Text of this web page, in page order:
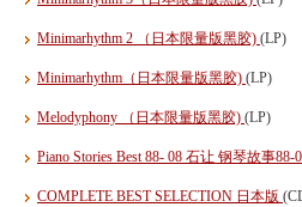
Minimarhythm 2 （日本限量版黑胶) (LP)
Minimarhythm（日本限量版黑胶) (LP)
Melodyphony （日本限量版黑胶) (LP)
Piano Stories Best 88- 08 石让 钢琴故事88-
COMPLETE BEST SELECTION 日本版